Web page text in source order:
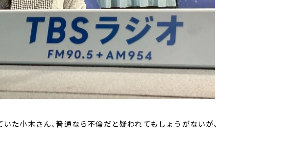
た小木さん、普通なら不倫だと疑われてもしょうがないが、